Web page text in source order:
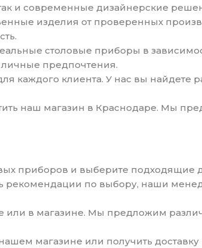
и современные дизайнерские
изделия от проверенных
столовые приборы в
предпочтения.
каждого клиента. У нас вы найдете
наш магазин в Краснодаре. Мы
приборов и выберите подходящие
рекомендации по выбору, наши
или в магазине. Мы предложим
магазине или получить